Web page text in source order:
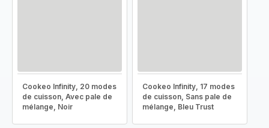
Cookeo Infinity, 20 modes
de cuisson, Avec pale de
mélange, Noir
Cookeo Infinity, 17 modes
de cuisson, Sans pale de
mélange, Bleu Trust